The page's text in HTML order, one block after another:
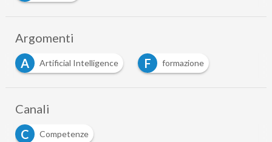
Argomenti
A
Artificial Intelligence F formazione
Canali
C
Competenze